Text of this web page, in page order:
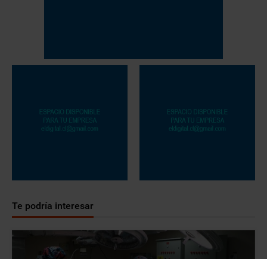
Te podría interesar